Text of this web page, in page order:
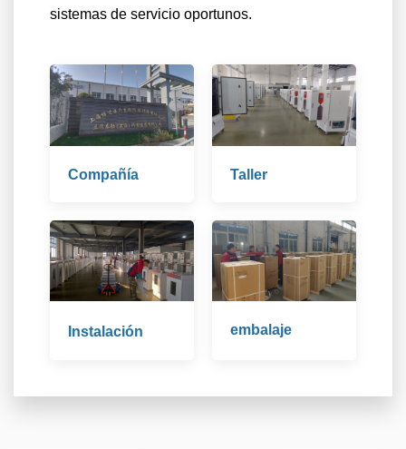
sistemas de servicio oportunos.
Compañía Taller
Instalación embalaje